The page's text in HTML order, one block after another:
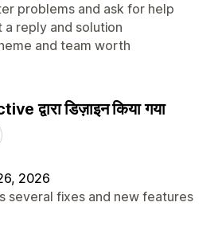
problems and ask for help
reply and solution
and team worth
द्वारा डिज़ाइन किया गया
2026
several fixes and new features